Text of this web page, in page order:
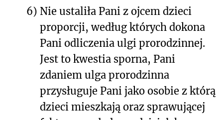
6) Nie ustaliła Pani z ojcem dzieci
proporcji, według których dokona
Pani odliczenia ulgi prorodzinnej.
Jest to kwestia sporna, Pani
zdaniem ulga prorodzinna
przysługuje Pani jako osobie z którą
dzieci mieszkają oraz sprawującej